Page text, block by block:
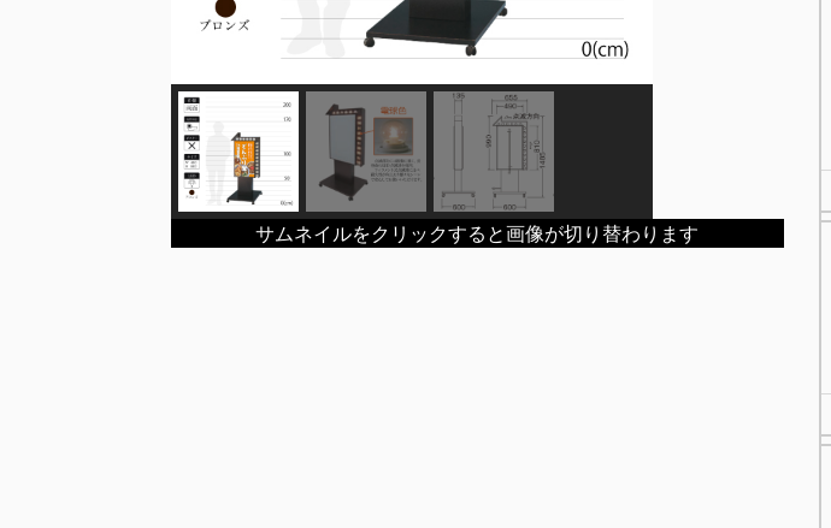
サムネイルをクリックすると画像が切り替わります